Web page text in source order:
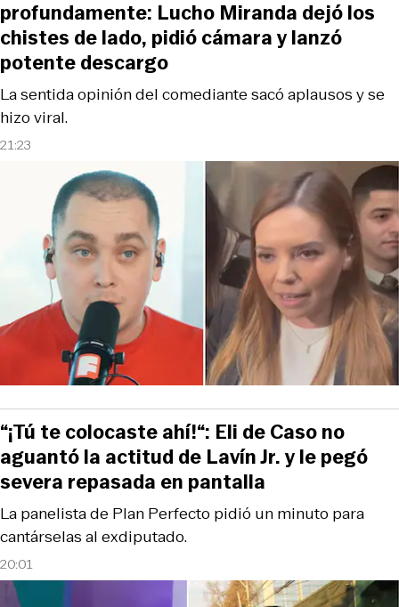
21:23
La sentida opinión del comediante sacó aplausos y se
hizo viral.
profundamente: Lucho Miranda dejó los
chistes de lado, pidió cámara y lanzó
potente descargo
20:01
La panelista de Plan Perfecto pidió un minuto para
cantárselas al exdiputado.
“¡Tú te colocaste ahí!“: Eli de Caso no
aguantó la actitud de Lavín Jr. y le pegó
severa repasada en pantalla